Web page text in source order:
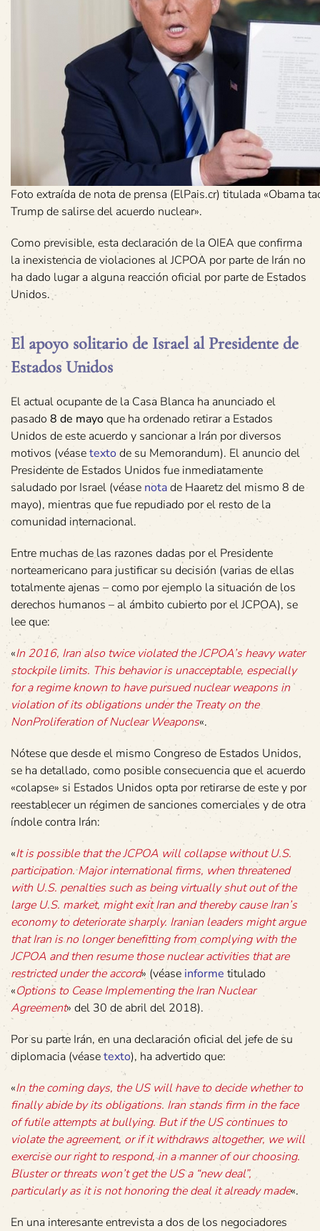
Foto extraída de nota de prensa (ElPais.cr) titulada «Obama
Trump de salirse del acuerdo nuclear».
Como previsible, esta declaración de la OIEA que confirma
la inexistencia de violaciones al JCPOA por parte de Irán no
ha dado lugar a alguna reacción oficial por parte de Estados
Unidos.
El apoyo solitario de Israel al Presidente de
Estados Unidos
El actual ocupante de la Casa Blanca ha anunciado el
pasado 8 de mayoque ha ordenado retirar a Estados
Unidos de este acuerdo y sancionar a Irán por diversos
motivos (véasetexto de su Memorandum). El anuncio del
Presidente de Estados Unidos fue inmediatamente
saludado por Israel (véase notade Haaretz del mismo 8 de
mayo), mientras que fue repudiado por el resto de la
comunidad internacional.
Entre muchas de las razones dadas por el Presidente
norteamericano para justificar su decisión (varias de ellas
totalmente ajenas – como por ejemplo la situación de los
derechos humanos – al ámbito cubierto por el JCPOA), se
lee que:
«In 2016, Iran also twice violated the JCPOA’s heavy water
stockpile limits. This behavior is unacceptable, especially
for a regime known to have pursued nuclear weapons in
violation of its obligations under the Treaty on the
NonProliferation of Nuclear Weapons«.
Nótese que desde el mismo Congreso de Estados Unidos,
se ha detallado, como posible consecuencia que el acuerdo
«colapse» si Estados Unidos opta por retirarse de este y por
reestablecer un régimen de sanciones comerciales y de otra
índole contra Irán:
«It is possible that the JCPOA will collapse without U.S.
participation. Major international firms, when threatened
with U.S. penalties such as being virtually shut out of the
large U.S. market, might exit Iran and thereby cause Iran’s
economy to deteriorate sharply. Iranian leaders might argue
that Iran is no longer benefitting from complying with the
JCPOA and then resume those nuclear activities that are
restricted under the accord» (véase informe titulado
«Options to Cease Implementing the Iran Nuclear
Agreement» del 30 de abril del 2018).
Por su parte Irán, en una declaración oficial del jefe de su
diplomacia (véasetexto), ha advertido que:
«In the coming days, the US will have to decide whether to
finally abide by its obligations. Iran stands firm in the face
of futile attempts at bullying. But if the US continues to
violate the agreement, or if it withdraws altogether, we will
exercise our right to respond, in a manner of our choosing.
Bluster or threats won’t get the US a “new deal”,
particularly as it is not honoring the deal it already made«.
En una interesante entrevista a dos de los negociadores